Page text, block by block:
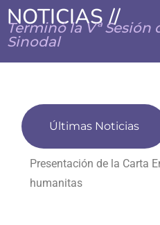
NOTICIAS //
Terminó la Vª Sesión
Sinodal
Últimas Noticias
Presentación de la Carta
humanitas